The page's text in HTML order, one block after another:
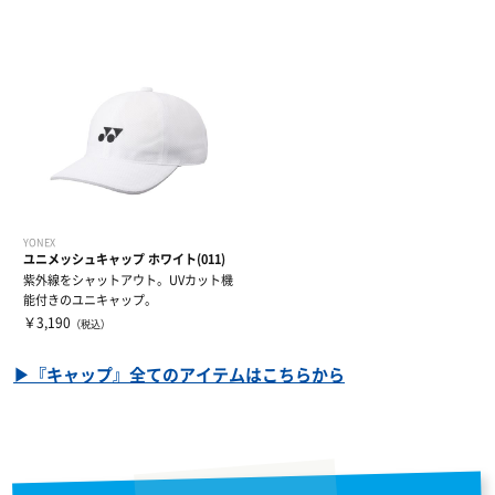
YONEX
ユニメッシュキャップ ホワイト(011)
紫外線をシャットアウト。UVカット機
能付きのユニキャップ。
￥3,190 （税込）
▶『キャップ』全てのアイテムはこちらから